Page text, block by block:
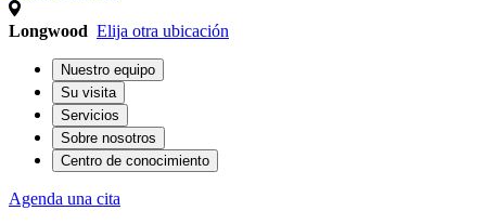
Longwood Elija otra ubicación
Nuestro equipo
Su visita
Servicios
Sobre nosotros
Centro de conocimiento
Agenda una cita